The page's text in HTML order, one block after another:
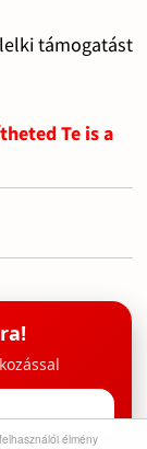
élmény
támogatást
Te is a